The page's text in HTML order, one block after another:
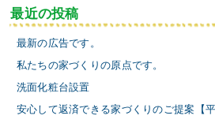
最近の投稿
最新の広告です。
私たちの家づくりの原点です。
洗面化粧台設置
安心して返済できる家づくりのご提案【平